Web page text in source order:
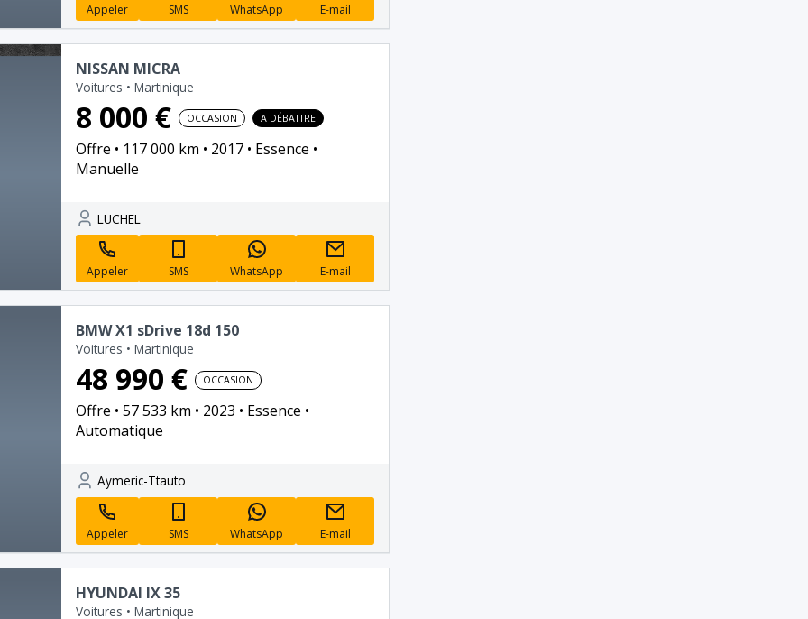
Appeler SMS WhatsApp E-mail
NISSAN MICRA
Voitures • Martinique
8 000 € OCCASION A DÉBATTRE
Offre 117 000 km 2017
Essence
Manuelle
LUCHEL
Appeler SMS WhatsApp E-mail
BMW X1 sDrive 18d 150
Voitures • Martinique
48 990 € OCCASION
Offre 57 533 km 2023
Essence
Automatique
Aymeric-Ttauto
Appeler SMS WhatsApp E-mail
HYUNDAI IX 35
Voitures • Martinique